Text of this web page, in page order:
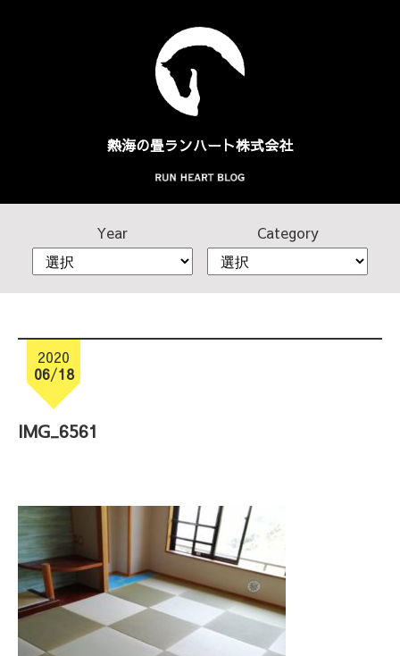
熱海の畳ランハート株式会社
Year Category
2020
06/18
IMG_6561